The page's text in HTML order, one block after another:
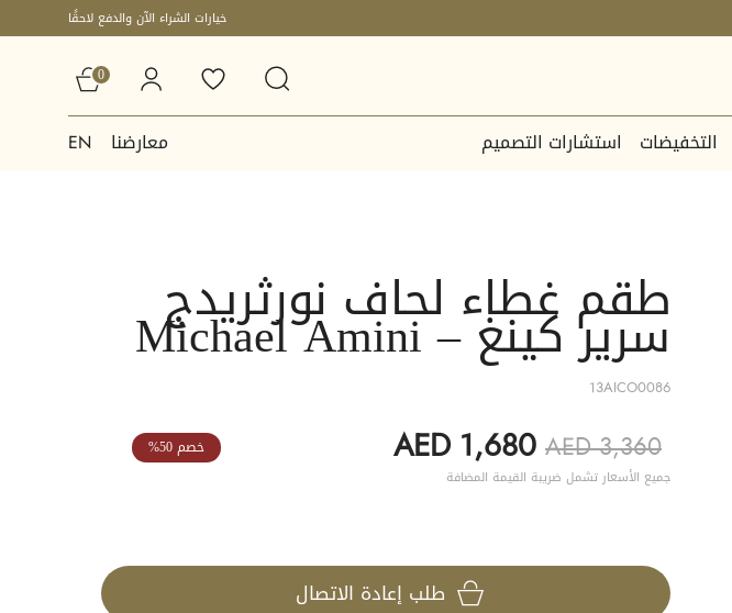
خيارات الشراء الآن والدفع لاحقًا
0
التخفيضات استشارات التصميم معارضنا EN
طقم غطاء لحاف نورثريدج
سرير كينغ – Michael Amini
13AICO0086
AED 1,680 AED 3,360
جميع الأسعار تشمل ضريبة القيمة المضافة
خصم 50%
طلب إعادة الاتصال